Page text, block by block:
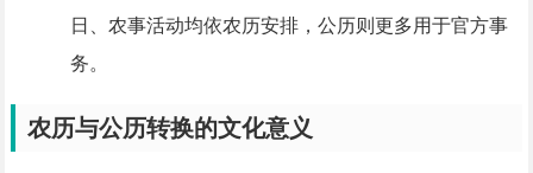
日、农事活动均依农历安排，公历则更多用于官方事
务。
农历与公历转换的文化意义